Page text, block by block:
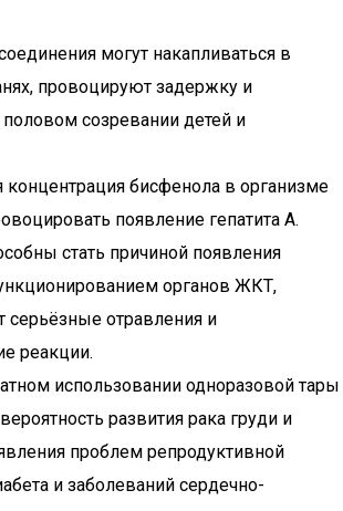
могут накапливаться в
провоцируют задержку и
созревании детей и
бисфенола в организме
появление гепатита A.
стать причиной появления
органов ЖКТ,
серьёзные отравления и
реакции.
использовании одноразовой тары
развития рака груди и
проблем репродуктивной
и заболеваний сердечно-